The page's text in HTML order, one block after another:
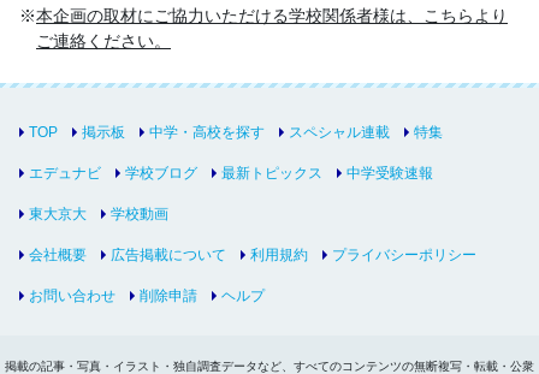
本企画の取材にご協力いただける学校関係者様は、こちらより
ご連絡ください。
TOP 掲示板 中学・高校を探す スペシャル連載 特集
エデュナビ 学校ブログ 最新トピックス 中学受験速報
東大京大 学校動画
会社概要 広告掲載について 利用規約 プライバシーポリシー
お問い合わせ 削除申請 ヘルプ
掲載の記事・写真・イラスト・独自調査データなど、すべてのコンテンツの無断複写・転載・公衆